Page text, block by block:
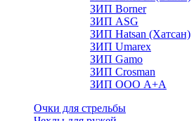
ЗИП Borner
ЗИП ASG
ЗИП Hatsan (Хатсан)
ЗИП Umarex
ЗИП Gamo
ЗИП Crosman
ЗИП ООО А+А
Очки для стрельбы